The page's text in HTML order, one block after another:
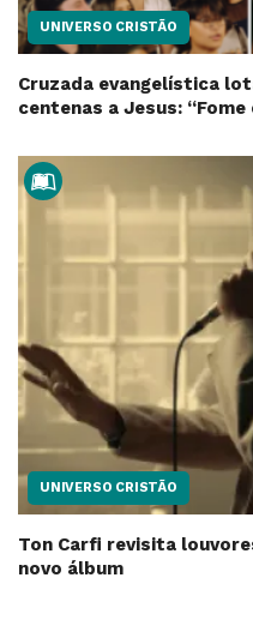
UNIVERSO CRISTÃO
Cruzada evangelística
centenas a Jesus:
UNIVERSO CRISTÃO
Ton Carfi revisita
novo álbum